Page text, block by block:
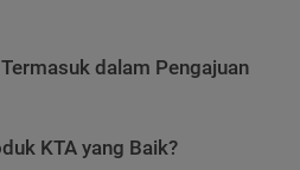
dalam Pengajuan
KTA yang Baik?